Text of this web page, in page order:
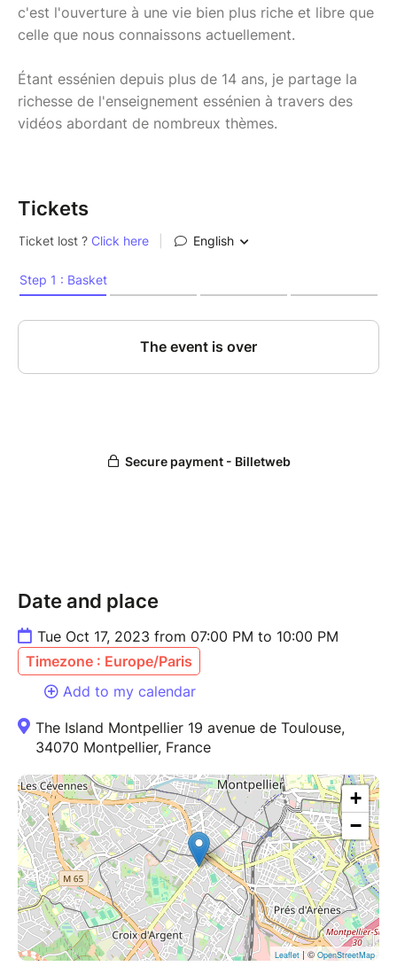
c'est l'ouverture à une vie bien plus riche et libre que
celle que nous connaissons actuellement.
Étant essénien depuis plus de 14 ans, je partage la
richesse de l'enseignement essénien à travers des
vidéos abordant de nombreux thèmes.
Tickets
Date and place
Tue Oct 17, 2023 from 07:00 PM to 10:00 PM
Timezone : Europe/Paris
Add to my calendar
The Island Montpellier 19 avenue de Toulouse,
34070 Montpellier, France
+
−
Leaflet | ©OpenStreetMap